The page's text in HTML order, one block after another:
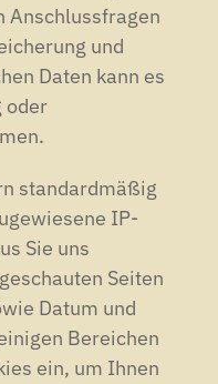
Anschlussfragen
und
Daten kann es
oder
standardmäßig
IP-
Sie uns
Seiten
Datum und
Bereichen
ein, um Ihnen